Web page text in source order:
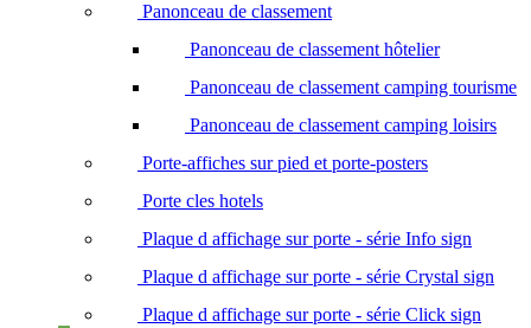
Panonceau de classement
Panonceau de classement hôtelier
Panonceau de classement camping tourisme
Panonceau de classement camping loisirs
Porte-affiches sur pied et porte-posters
Porte cles hotels
Plaque d affichage sur porte - série Info sign
Plaque d affichage sur porte - série Crystal sign
Plaque d affichage sur porte - série Click sign